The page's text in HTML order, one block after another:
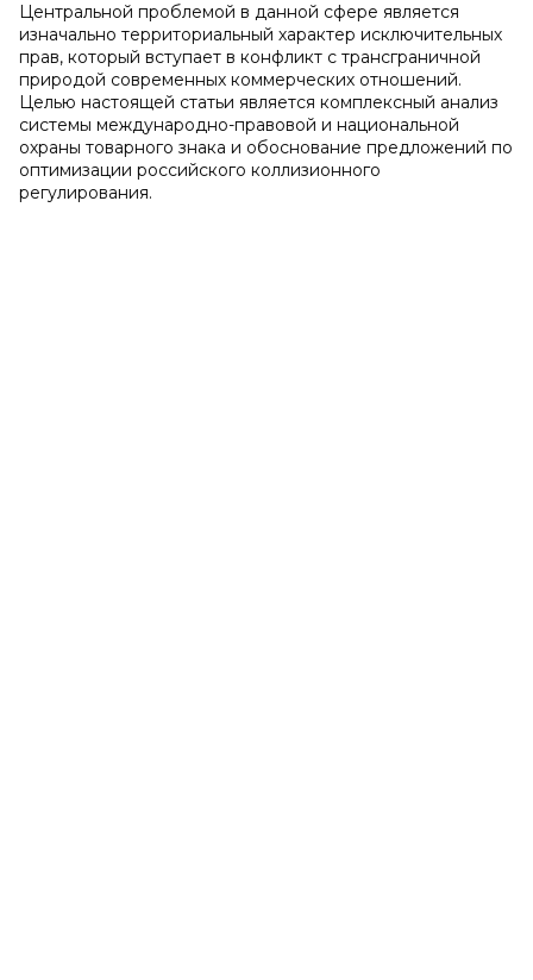
Центральной проблемой в данной сфере является
изначально территориальный характер исключительных
прав, который вступает в конфликт с трансграничной
природой современных коммерческих отношений.
Целью настоящей статьи является комплексный анализ
системы международно-правовой и национальной
охраны товарного знака и обоснование предложений по
оптимизации российского коллизионного
регулирования.